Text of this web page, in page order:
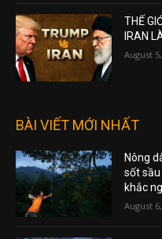
THẾ
IRAN
August
BÀI VIẾT MỚI NHẤT
Nông
sốt
khắc
August